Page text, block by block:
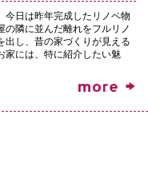
今日は昨年完成したリノベ物
の隣に並んだ離れをフルリノ
出し、昔の家づくりが見える
家には、特に紹介したい魅